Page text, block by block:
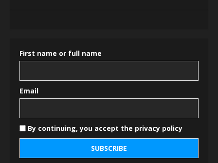
First name or full name
Email
By continuing, you accept the privacy policy